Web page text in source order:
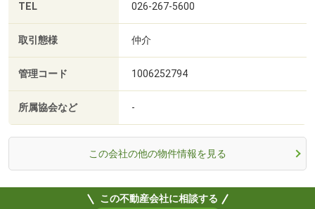
TEL 026-267-5600
取引態様 仲介
管理コード 1006252794
所属協会など -
この会社の他の物件情報を見る
この不動産会社に相談する